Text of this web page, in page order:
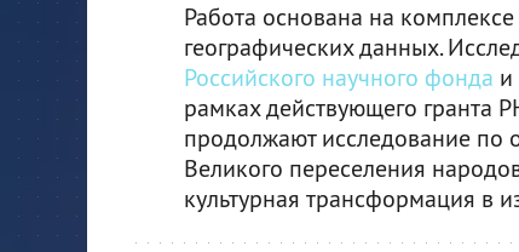
Работа основана на
географических данных.
Российского научного фонда и
рамках действующего гранта
продолжают исследование по
Великого переселения
культурная трансформация в